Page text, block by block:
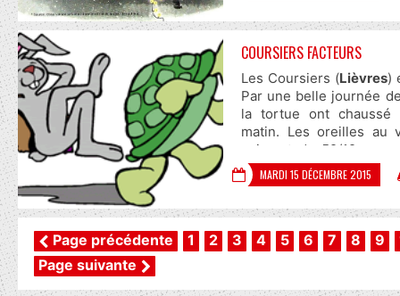
COURSIERS FACTEURS
Les Coursiers (Lièvres)
Par une belle journée
la tortue ont
matin. Les oreilles au
gaiment du 52/12 sur
tortue Qui a
l'arrière de sa
pris sa douche et
prépare moralement
repas diététique Que
temps déploie une
MARDI 15 DÉCEMBRE 2015
Page précédente 1 2 3 4 5 6 7 8 9
Page suivante